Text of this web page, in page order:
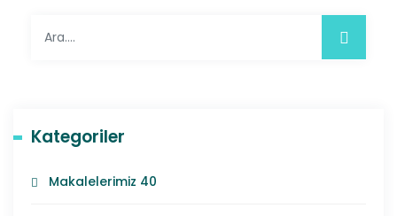
Kategoriler
Makalelerimiz 40